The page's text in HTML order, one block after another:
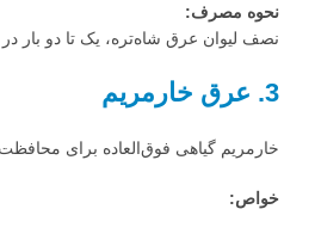
نحوه مصرف:
نصف لیوان عرق شاه‌تره، یک تا دو بار در
3. عرق خارمریم
خارمریم گیاهی فوق‌العاده برای
خواص: